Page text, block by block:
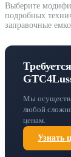
Выберите
подробных
заправочные
Мы
любой
ценам.
Узнать